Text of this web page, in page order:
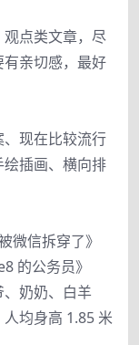
点类文章，尽
亲切感，最好
现在比较流行
插画、横向排
微信拆穿了》
的公务员》
奶奶、白羊
均身高 1.85 米